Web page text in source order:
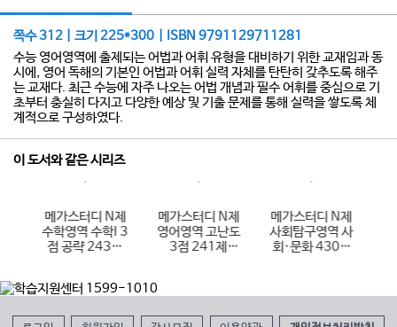
쪽수 312 | 크기 225*300 | ISBN 9791129711281
수능 영어영역에 출제되는 어법과 어휘 유형을 대비하기 위한 교재임과 동
시에, 영어 독해의 기본인 어법과 어휘 실력 자체를 탄탄히 갖추도록 해주
는 교재다. 최근 수능에 자주 나오는 어법 개념과 필수 어휘를 중심으로 기
초부터 충실히 다지고 다양한 예상 및 기출 문제를 통해 실력을 쌓도록 체
계적으로 구성하였다.
이 도서와 같은 시리즈
메가스터디 N제
수학영역 수학I 3
점 공략 243제
메가스터디 N제
영어영역 고난도
3점 241제
메가스터디 N제
사회탐구영역 사
회·문화 430제